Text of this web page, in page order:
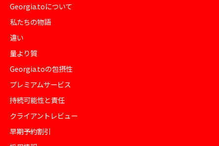
Georgia.toについて
私たちの物語
違い
量より質
Georgia.toの包摂性
プレミアムサービス
持続可能性と責任
クライアントレビュー
早期予約割引